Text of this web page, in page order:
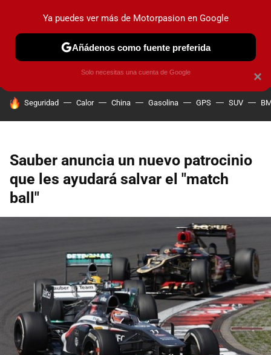
PRUEBAS COCHES ELÉCTRICOS OBSERVATORIO
HOY SE HABLA DE
Seguridad Calor China Gasolina GPS SUV
Sauber anuncia un nuevo patrocinio
que les ayudará salvar el "match
ball"
×
Ya puedes ver más de Motorpasion en Google
Añádenos como fuente preferida
Solo necesitas una cuenta de Google